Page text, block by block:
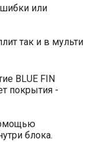
или
так и в мульти
BLUE FIN
покрытия -
блока.